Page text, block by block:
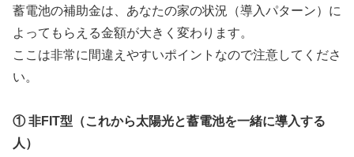
蓄電池の補助金は、あなたの家の状況（導入パターン）に
よってもらえる金額が大きく変わります。
ここは非常に間違えやすいポイントなので注意してくださ
い。
① 非FIT型（これから太陽光と蓄電池を一緒に導入する
人）